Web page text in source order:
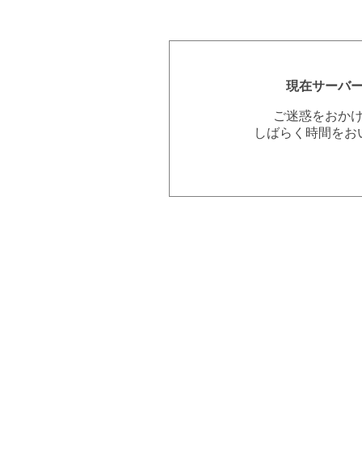
現在サーバ
ご迷惑をおか
しばらく時間を